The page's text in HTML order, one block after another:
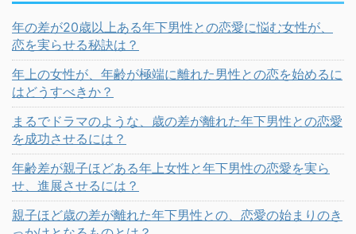
年の差が20歳以上ある年下男性との恋愛に悩む女性が、
恋を実らせる秘訣は？
年上の女性が、年齢が極端に離れた男性との恋を始めるに
はどうすべきか？
まるでドラマのような、歳の差が離れた年下男性との恋愛
を成功させるには？
年齢差が親子ほどある年上女性と年下男性の恋愛を実ら
せ、進展させるには？
親子ほど歳の差が離れた年下男性との、恋愛の始まりのき